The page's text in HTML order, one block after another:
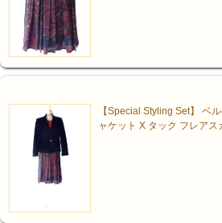
【Special Styling Set】 ベ
ャケット X タック フレアス